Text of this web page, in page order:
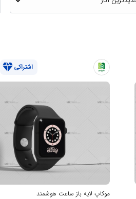
اشتراکیdiamond
موکاپ لایه باز ساعت هوشمند